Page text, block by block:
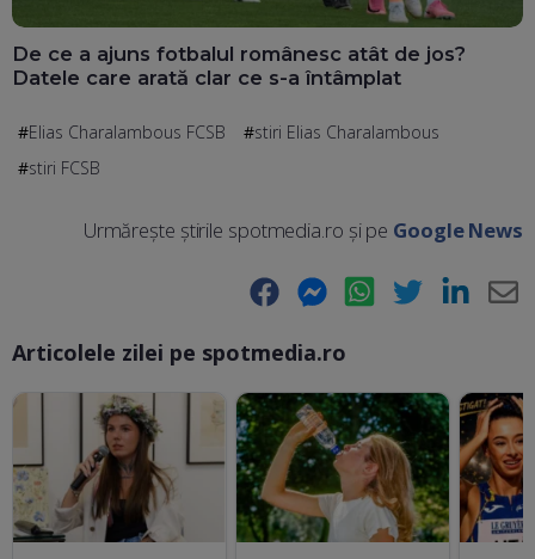
De ce a ajuns fotbalul românesc atât de jos?
Datele care arată clar ce s-a întâmplat
Elias Charalambous FCSB
stiri Elias Charalambous
stiri FCSB
Urmărește știrile spotmedia.ro și pe Google News
Facebook Messenger WhatsApp Twitter LinkedIn
Articolele zilei pe spotmedia.ro